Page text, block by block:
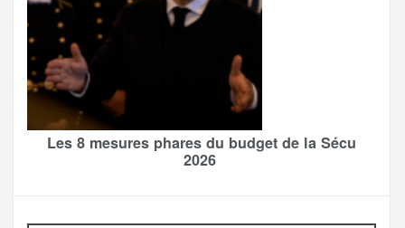
Les 8 mesures phares du budget de la Sécu
2026